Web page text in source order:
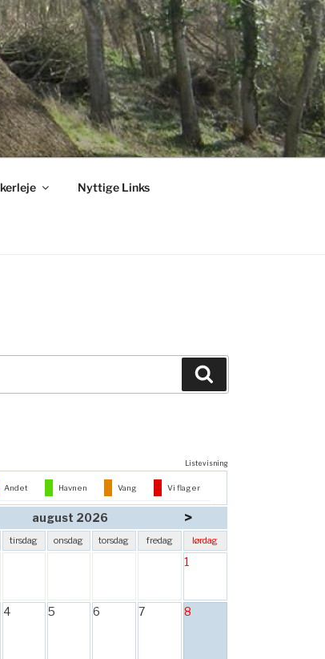
Nyttige Links
Listevisning
Andet Havnen Vang Vi flager
august 2026 >
tirsdag onsdag torsdag fredag lørdag
1
4 5 6 7 8